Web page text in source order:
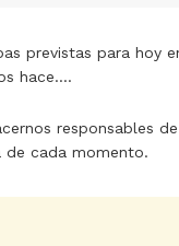
previstas para hoy
hace....
responsables
de cada momento.